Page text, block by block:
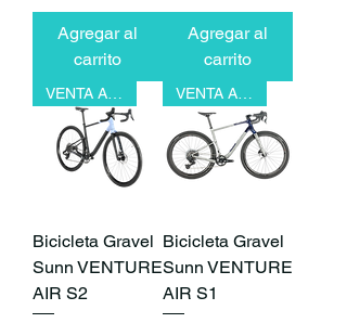
Agregar al
carrito
Agregar al
carrito
VENTA ANTICIPADA
Bicicleta Gravel
Sunn VENTURE
AIR S2
VENTA ANTICIPADA
Bicicleta Gravel
Sunn VENTURE
AIR S1